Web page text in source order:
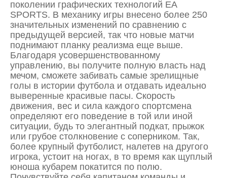
поколении графических технологий EA
SPORTS. В механику игры внесено более 250
значительных изменений по сравнению с
предыдущей версией, так что новые матчи
поднимают планку реализма еще выше.
Благодаря усовершенствованному
управлению, вы получите полную власть над
мечом, сможете забивать самые зрелищные
голы в истории футбола и отдавать идеально
выверенные красивые пасы. Скорость
движения, вес и сила каждого спортсмена
определяют его поведение в той или иной
ситуации, будь то элегантный подкат, прыжок
или грубое столкновение с соперником. Так,
более крупный футболист, налетев на другого
игрока, устоит на ногах, в то время как щуплый
юноша кубарем покатится по полю.